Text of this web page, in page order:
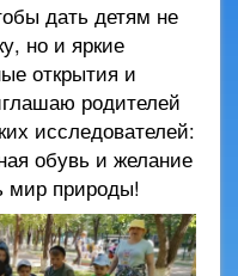
дать детям не
но и яркие
открытия и
родителей
исследователей:
обувь и желание
мир природы!